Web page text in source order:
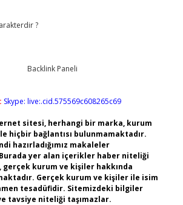
?
Skype: live:.cid.575569c608265c69
sitesi, herhangi bir marka, kurum
hiçbir bağlantısı bulunmamaktadır.
hazırladığımız makaleler
yer alan içerikler haber niteliği
gerçek kurum ve kişiler hakkında
Gerçek kurum ve kişiler ile isim
tesadüfidir. Sitemizdeki bilgiler
tavsiye niteliği taşımazlar.